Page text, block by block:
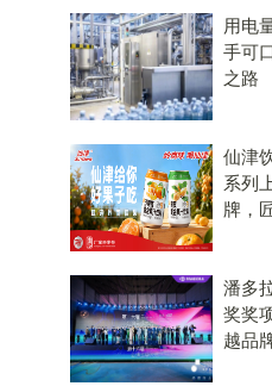
用电
手可
之路
仙津
系列
牌，
潘多
奖奖
越品